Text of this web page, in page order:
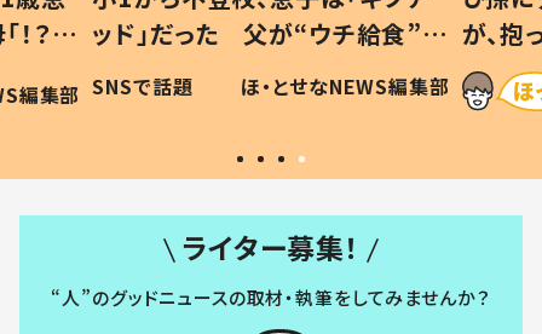
？」
編集部
ッド」だった 父が“ウチ給食”を
作り続ける理由とは #令和の親
#令和の子
SNSで話題 ほ・とせなNEWS編集部
が、
「涙が
い」
ライター募集！
“人”のグッドニュースの取材・執筆をしてみませんか？